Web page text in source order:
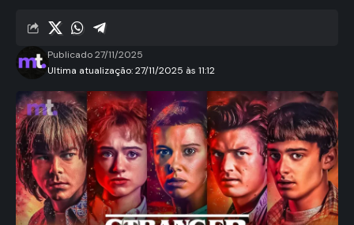
Ultima atualização: 27/11/2025 às 11:12
Publicado 27/11/2025